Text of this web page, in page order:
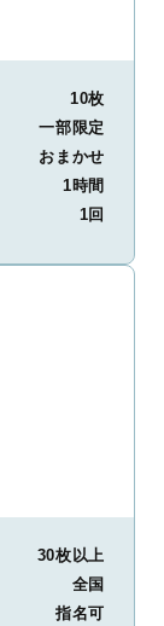
10枚
一部限定
おまかせ
1時間
1回
30枚以上
全国
指名可